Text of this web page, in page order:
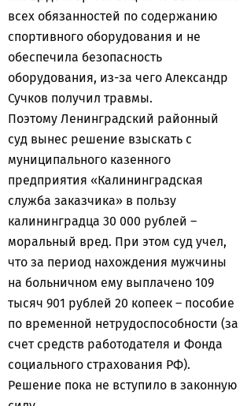
всех обязанностей по содержанию
спортивного оборудования и не
обеспечила безопасность
оборудования, из-за чего Александр
Сучков получил травмы.
Поэтому Ленинградский районный
суд вынес решение взыскать с
муниципального казенного
предприятия «Калининградская
служба заказчика» в пользу
калининградца 30 000 рублей –
моральный вред. При этом суд учел,
что за период нахождения мужчины
на больничном ему выплачено 109
тысяч 901 рублей 20 копеек – пособие
по временной нетрудоспособности (за
счет средств работодателя и Фонда
социального страхования РФ).
Решение пока не вступило в законную